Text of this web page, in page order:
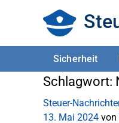
Sicherheit
Schlagwort:
Steuer-
13. Mai 2024 von